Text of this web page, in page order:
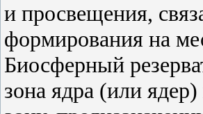
и просвещения,
формирования на
Биосферный
зона ядра (или